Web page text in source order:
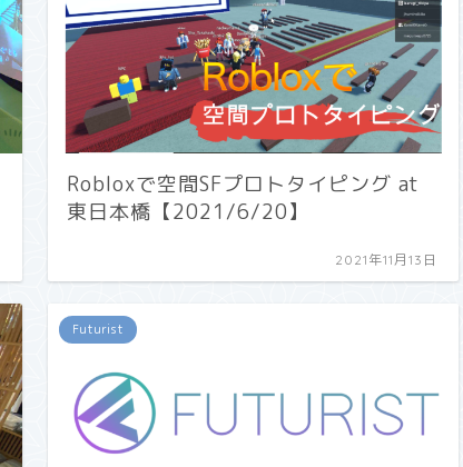
Robloxで空間SFプロトタイピング at
東日本橋【2021/6/20】
2021年11月13日
Futurist